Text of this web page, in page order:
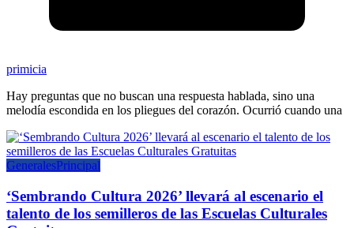
primicia
Hay preguntas que no buscan una respuesta hablada, sino una
melodía escondida en los pliegues del corazón. Ocurrió cuando una
GeneralesPrincipal
‘Sembrando Cultura 2026’ llevará al escenario el
talento de los semilleros de las Escuelas Culturales